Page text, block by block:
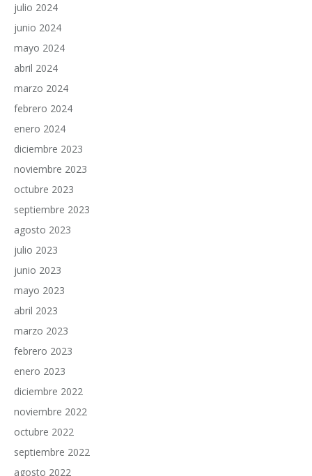
julio 2024
junio 2024
mayo 2024
abril 2024
marzo 2024
febrero 2024
enero 2024
diciembre 2023
noviembre 2023
octubre 2023
septiembre 2023
agosto 2023
julio 2023
junio 2023
mayo 2023
abril 2023
marzo 2023
febrero 2023
enero 2023
diciembre 2022
noviembre 2022
octubre 2022
septiembre 2022
agosto 2022